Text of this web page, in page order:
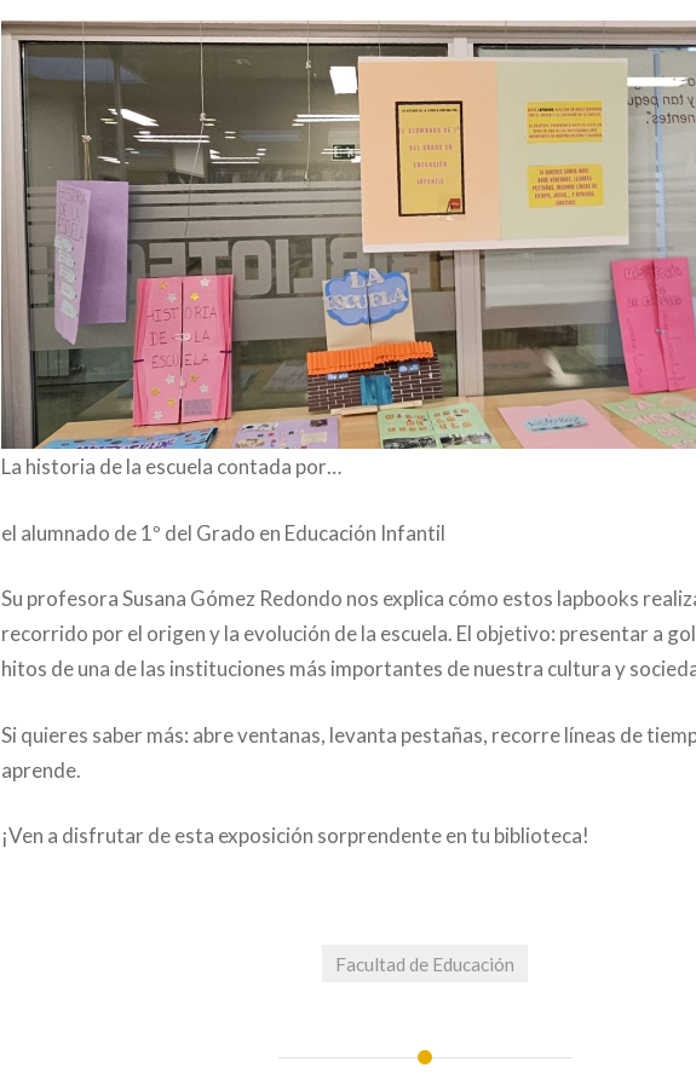
La historia de la escuela contada por…
el alumnado de 1º del Grado en Educación Infantil
Su profesora Susana Gómez Redondo nos explica cómo estos lapbooks
recorrido por el origen y la evolución de la escuela. El objetivo: presentar a
hitos de una de las instituciones más importantes de nuestra cultura y
Si quieres saber más: abre ventanas, levanta pestañas, recorre líneas de
aprende.
¡Ven a disfrutar de esta exposición sorprendente en tu biblioteca!
Facultad de Educación